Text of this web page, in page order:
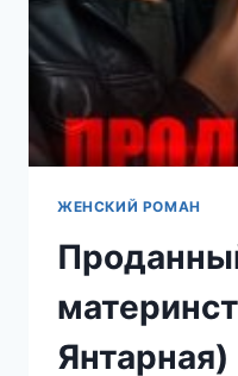
ЖЕНСКИЙ РОМАН
Янтарная)